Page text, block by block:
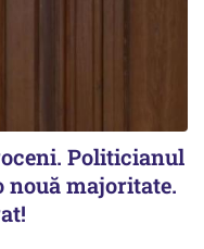
Politicianul
majoritate.